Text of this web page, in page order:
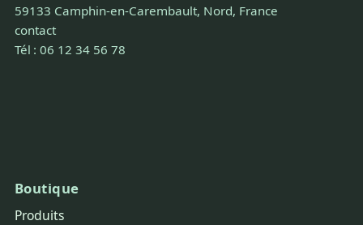
59133 Camphin-en-Carembault, Nord, France
contact
Tél : 06 12 34 56 78
Boutique
Produits